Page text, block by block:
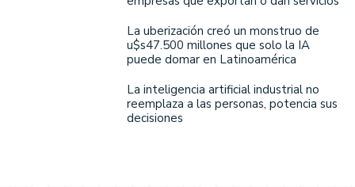
La uberización creó un monstruo de
u$s47.500 millones que solo la IA
puede domar en Latinoamérica
La inteligencia artificial industrial no
reemplaza a las personas, potencia sus
decisiones